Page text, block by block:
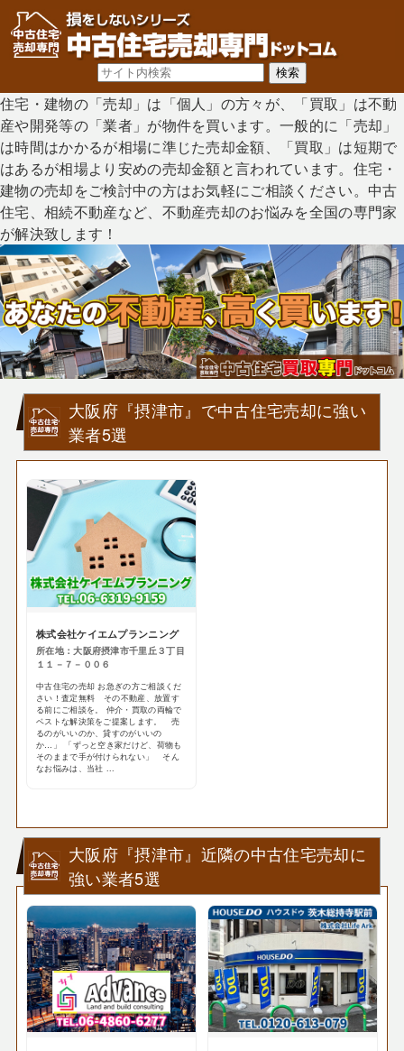
住宅・建物の「売却」は「個人」の方々が、「買取」は不動
産や開発等の「業者」が物件を買います。一般的に「売却」
は時間はかかるが相場に準じた売却金額、「買取」は短期で
はあるが相場より安めの売却金額と言われています。住宅・
建物の売却をご検討中の方はお気軽にご相談ください。中古
住宅、相続不動産など、不動産売却のお悩みを全国の専門家
が解決致します！
大阪府『摂津市』で中古住宅売却に強い
業者5選
株式会社ケイエムプランニング
所在地：大阪府摂津市千里丘３丁目
１１－７－００６
中古住宅の売却 お急ぎの方ご相談くだ
さい！査定無料 その不動産、放置す
る前にご相談を。 仲介・買取の両輪で
ベストな解決策をご提案します。 売
るのがいいのか、貸すのがいいの
か…」 「ずっと空き家だけど、荷物も
そのままで手が付けられない」 そん
なお悩みは、当社 ...
大阪府『摂津市』近隣の中古住宅売却に
強い業者5選